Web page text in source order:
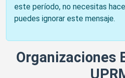
este período, no necesitas
puedes ignorar este mensaje.
Organizaciones